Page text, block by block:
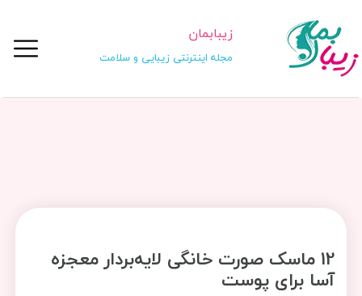
زیبابمان
مجله اینترنتی زیبایی و سلامت
12 ماسک صورت خانگی لایه‌بردار معجزه
آسا برای پوست